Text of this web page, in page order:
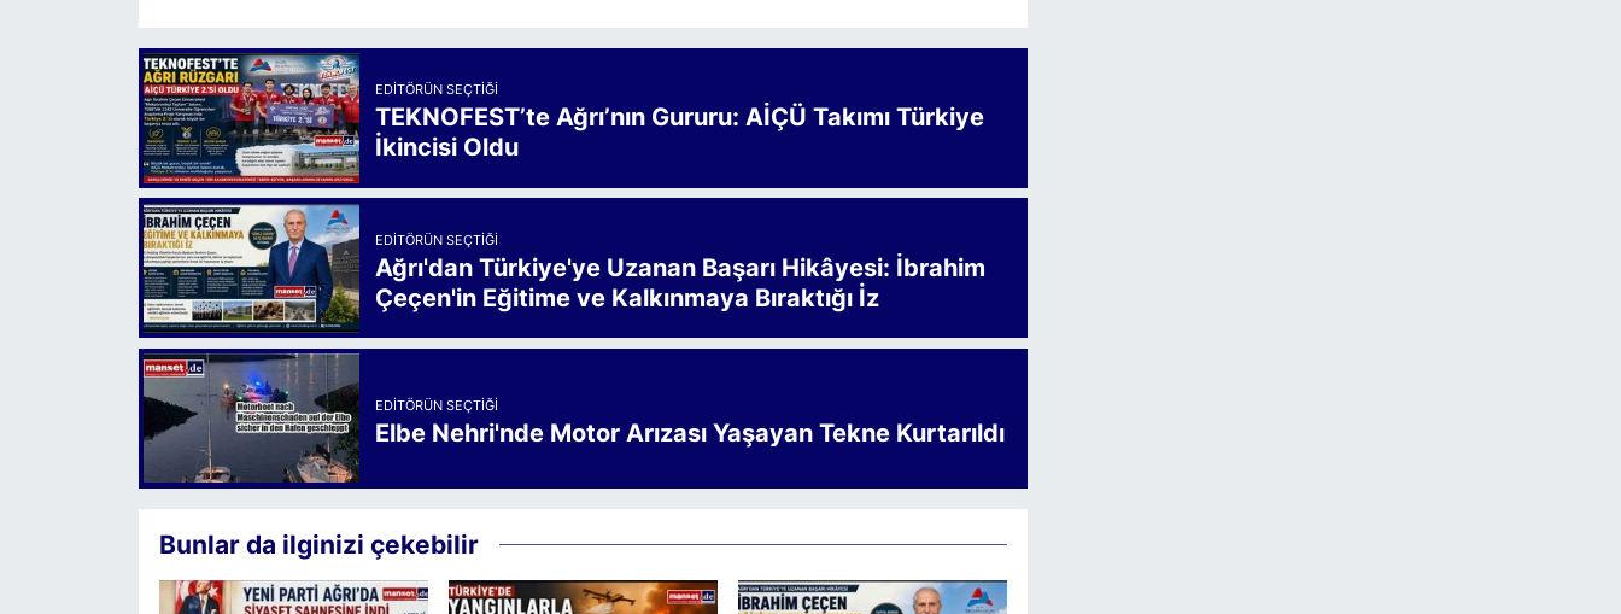
EDITÖRÜN SEÇTIĞI
TEKNOFEST’te Ağrı’nın Gururu: AİÇÜ Takımı Türkiye
İkincisi Oldu
EDITÖRÜN SEÇTIĞI
Ağrı'dan Türkiye'ye Uzanan Başarı Hikâyesi: İbrahim
Çeçen'in Eğitime ve Kalkınmaya Bıraktığı İz
EDITÖRÜN SEÇTIĞI
Elbe Nehri'nde Motor Arızası Yaşayan Tekne Kurtarıldı
Bunlar da ilginizi çekebilir